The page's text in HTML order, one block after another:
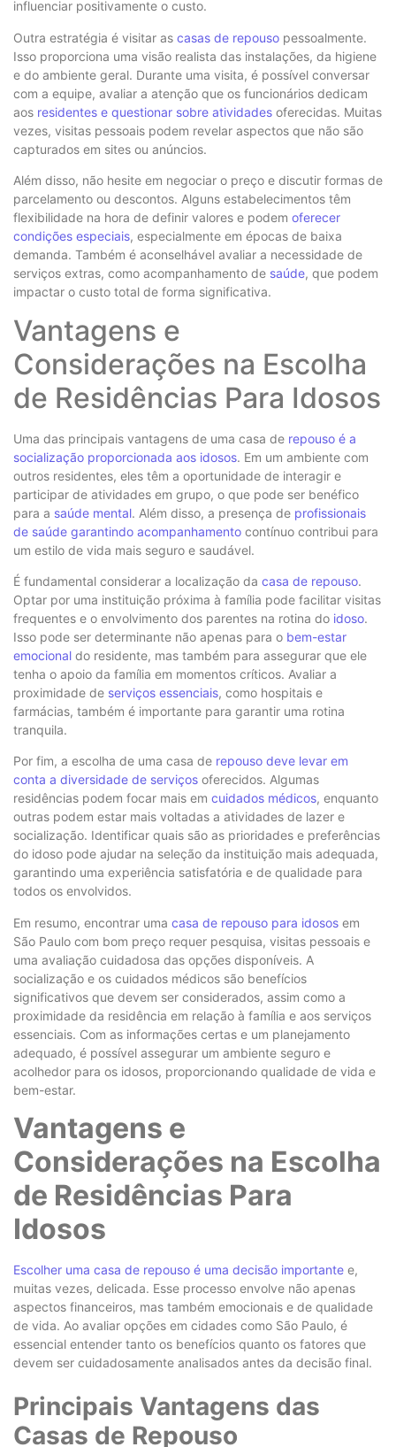
influenciar positivamente o custo.
Outra estratégia é visitar as casas de repouso pessoalmente.
Isso proporciona uma visão realista das instalações, da higiene
e do ambiente geral. Durante uma visita, é possível conversar
com a equipe, avaliar a atenção que os funcionários dedicam
aos residentes e questionar sobre atividades oferecidas. Muitas
vezes, visitas pessoais podem revelar aspectos que não são
capturados em sites ou anúncios.
Além disso, não hesite em negociar o preço e discutir formas de
parcelamento ou descontos. Alguns estabelecimentos têm
flexibilidade na hora de definir valores e podem oferecer
condições especiais, especialmente em épocas de baixa
demanda. Também é aconselhável avaliar a necessidade de
serviços extras, como acompanhamento de saúde, que podem
impactar o custo total de forma significativa.
Vantagens e
Considerações na Escolha
de Residências Para Idosos
Uma das principais vantagens de uma casa de repouso é a
socialização proporcionada aos idosos. Em um ambiente com
outros residentes, eles têm a oportunidade de interagir e
participar de atividades em grupo, o que pode ser benéfico
para a saúde mental. Além disso, a presença de profissionais
de saúde garantindo acompanhamento contínuo contribui para
um estilo de vida mais seguro e saudável.
É fundamental considerar a localização da casa de repouso.
Optar por uma instituição próxima à família pode facilitar visitas
frequentes e o envolvimento dos parentes na rotina do idoso.
Isso pode ser determinante não apenas para o bem-estar
emocional do residente, mas também para assegurar que ele
tenha o apoio da família em momentos críticos. Avaliar a
proximidade de serviços essenciais, como hospitais e
farmácias, também é importante para garantir uma rotina
tranquila.
Por fim, a escolha de uma casa de repouso deve levar em
conta a diversidade de serviços oferecidos. Algumas
residências podem focar mais em cuidados médicos, enquanto
outras podem estar mais voltadas a atividades de lazer e
socialização. Identificar quais são as prioridades e preferências
do idoso pode ajudar na seleção da instituição mais adequada,
garantindo uma experiência satisfatória e de qualidade para
todos os envolvidos.
Em resumo, encontrar uma casa de repouso para idosos em
São Paulo com bom preço requer pesquisa, visitas pessoais e
uma avaliação cuidadosa das opções disponíveis. A
socialização e os cuidados médicos são benefícios
significativos que devem ser considerados, assim como a
proximidade da residência em relação à família e aos serviços
essenciais. Com as informações certas e um planejamento
adequado, é possível assegurar um ambiente seguro e
acolhedor para os idosos, proporcionando qualidade de vida e
bem-estar.
Vantagens e
Considerações na Escolha
de Residências Para
Idosos
Escolher uma casa de repouso é uma decisão importante e,
muitas vezes, delicada. Esse processo envolve não apenas
aspectos financeiros, mas também emocionais e de qualidade
de vida. Ao avaliar opções em cidades como São Paulo, é
essencial entender tanto os benefícios quanto os fatores que
devem ser cuidadosamente analisados antes da decisão final.
Principais Vantagens das
Casas de Repouso